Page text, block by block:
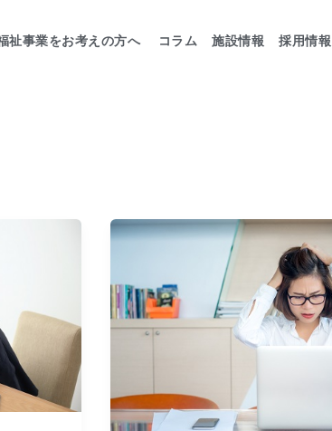
祉事業をお考えの方へ コラム 施設情報 採用情報